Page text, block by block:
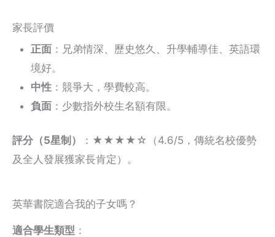
家長評價
正面 ：兄弟情深、歷史悠久、升學輔導佳、英語環
境好。
中性 ：競爭大，學費較高。
負面 ：少數指外校生名額有限。
評分（5星制）
：★★★★☆（4.6/5，傳統名校優勢
及全人發展獲家長肯定）。
英華書院適合我的子女嗎？
適合學生類型 ：